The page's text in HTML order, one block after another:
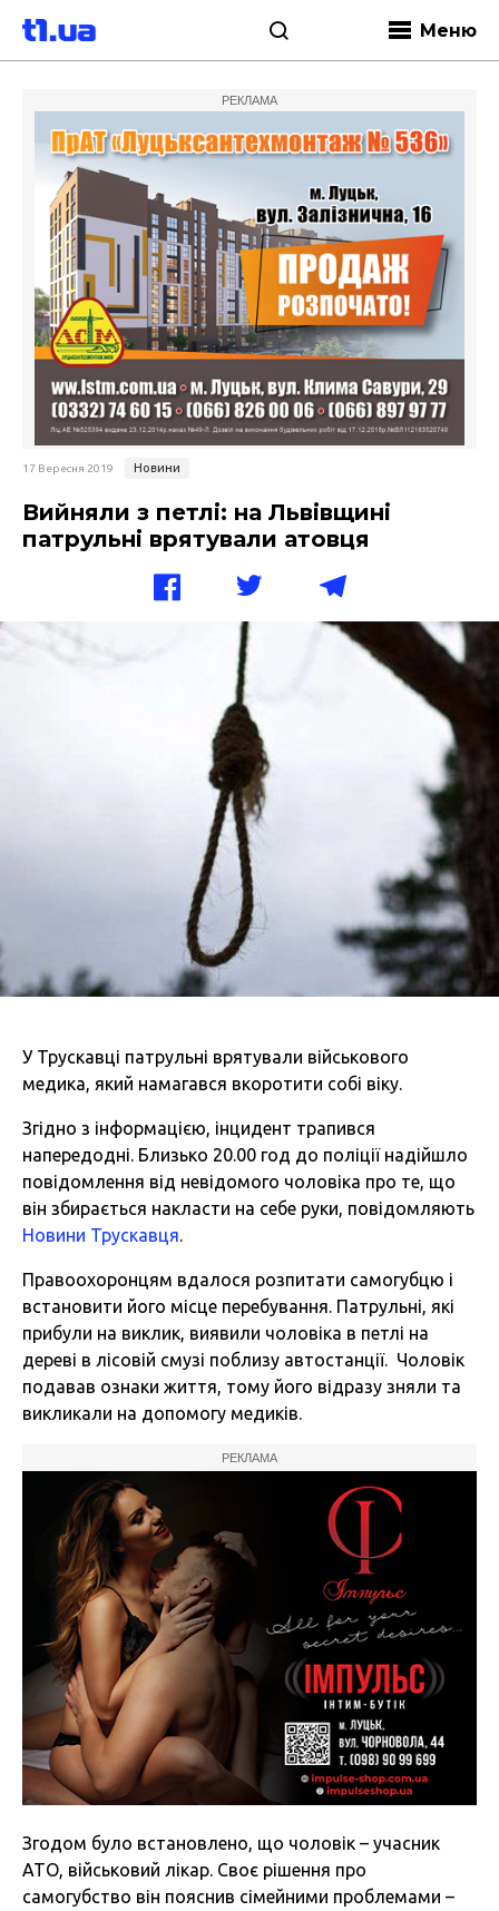
Меню
РЕКЛАМА
17 Вересня 2019 Новини
Вийняли з петлі: на Львівщині
патрульні врятували атовця
У Трускавці патрульні врятували військового
медика, який намагався вкоротити собі віку.
Згідно з інформацією, інцидент трапився
напередодні. Близько 20.00 год до поліції надійшло
повідомлення від невідомого чоловіка про те, що
він збирається накласти на себе руки, повідомляють
Новини Трускавця.
Правоохоронцям вдалося розпитати самогубцю і
встановити його місце перебування. Патрульні, які
прибули на виклик, виявили чоловіка в петлі на
дереві в лісовій смузі поблизу автостанції. Чоловік
подавав ознаки життя, тому його відразу зняли та
викликали на допомогу медиків.
РЕКЛАМА
Згодом було встановлено, що чоловік – учасник
АТО, військовий лікар. Своє рішення про
самогубство він пояснив сімейними проблемами –